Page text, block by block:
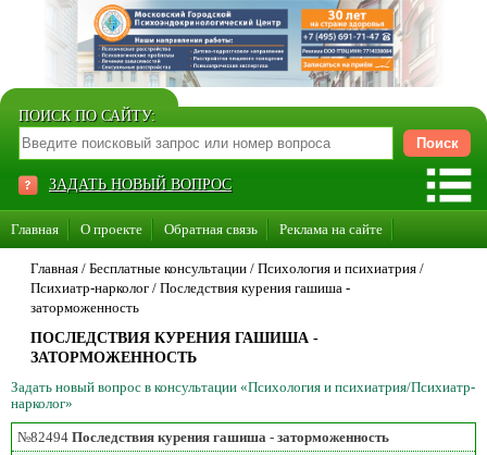
ПОИСК ПО САЙТУ:
ЗАДАТЬ НОВЫЙ ВОПРОС
Главная О проекте Обратная связь Реклама на сайте
Стать консультантом нашего сайта
Суперакция «Каждому врачу свой сайт»
Главная / Бесплатные консультации / Психология и психиатрия /
Психиатр-нарколог / Последствия курения гашиша -
заторможенность
ПОСЛЕДСТВИЯ КУРЕНИЯ ГАШИША -
ЗАТОРМОЖЕННОСТЬ
Задать новый вопрос в консультации «Психология и психиатрия/Психиатр-
нарколог»
№82494 Последствия курения гашиша - заторможенность